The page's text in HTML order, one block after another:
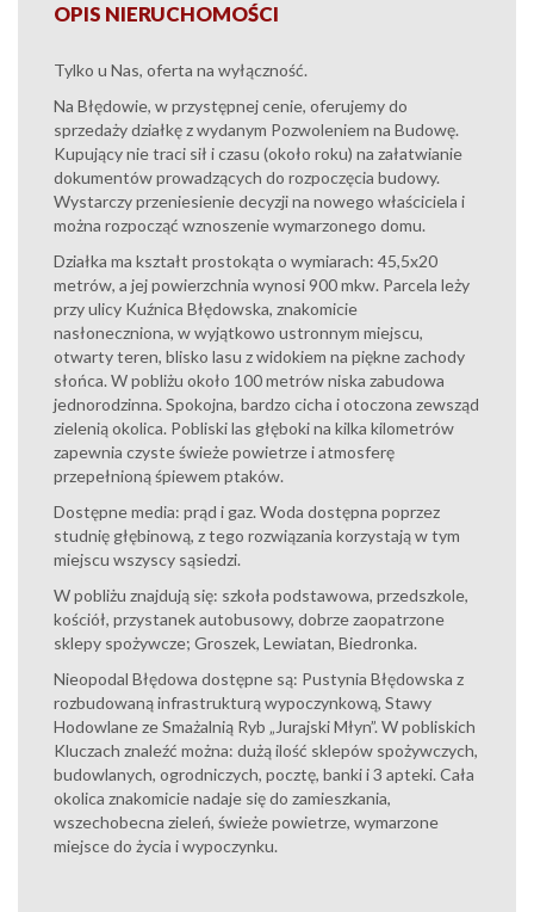
OPIS NIERUCHOMOŚCI
Tylko u Nas, oferta na wyłączność.
Na Błędowie, w przystępnej cenie, oferujemy do
sprzedaży działkę z wydanym Pozwoleniem na Budowę.
Kupujący nie traci sił i czasu (około roku) na załatwianie
dokumentów prowadzących do rozpoczęcia budowy.
Wystarczy przeniesienie decyzji na nowego właściciela i
można rozpocząć wznoszenie wymarzonego domu.
Działka ma kształt prostokąta o wymiarach: 45,5x20
metrów, a jej powierzchnia wynosi 900 mkw. Parcela leży
przy ulicy Kuźnica Błędowska, znakomicie
nasłoneczniona, w wyjątkowo ustronnym miejscu,
otwarty teren, blisko lasu z widokiem na piękne zachody
słońca. W pobliżu około 100 metrów niska zabudowa
jednorodzinna. Spokojna, bardzo cicha i otoczona zewsząd
zielenią okolica. Pobliski las głęboki na kilka kilometrów
zapewnia czyste świeże powietrze i atmosferę
przepełnioną śpiewem ptaków.
Dostępne media: prąd i gaz. Woda dostępna poprzez
studnię głębinową, z tego rozwiązania korzystają w tym
miejscu wszyscy sąsiedzi.
W pobliżu znajdują się: szkoła podstawowa, przedszkole,
kościół, przystanek autobusowy, dobrze zaopatrzone
sklepy spożywcze; Groszek, Lewiatan, Biedronka.
Nieopodal Błędowa dostępne są: Pustynia Błędowska z
rozbudowaną infrastrukturą wypoczynkową, Stawy
Hodowlane ze Smażalnią Ryb „Jurajski Młyn”. W pobliskich
Kluczach znaleźć można: dużą ilość sklepów spożywczych,
budowlanych, ogrodniczych, pocztę, banki i 3 apteki. Cała
okolica znakomicie nadaje się do zamieszkania,
wszechobecna zieleń, świeże powietrze, wymarzone
miejsce do życia i wypoczynku.